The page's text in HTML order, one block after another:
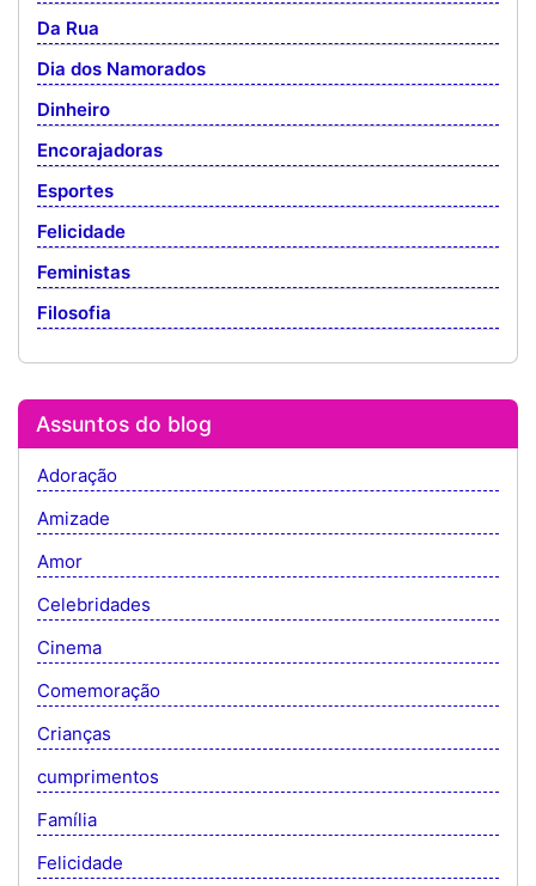
Da Rua
Dia dos Namorados
Dinheiro
Encorajadoras
Esportes
Felicidade
Feministas
Filosofia
Assuntos do blog
Adoração
Amizade
Amor
Celebridades
Cinema
Comemoração
Crianças
cumprimentos
Família
Felicidade